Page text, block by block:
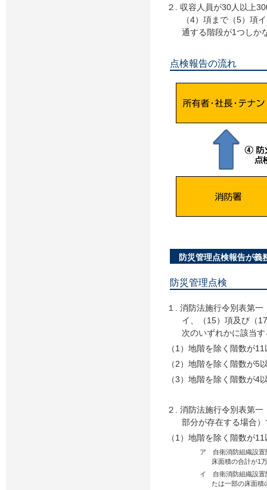
２. 収容人員が30人以上
（4）項まで（5）項
通する階段が1つしか
点検報告の流れ
防災管理点検報告が義
防災管理点検
１. 消防法施行令別表第
イ、（15）項及び（
次のいずれかに該当
（1）地階を除く階数が
（2）地階を除く階数が5
（3）地階を除く階数が4
２. 消防法施行令別表第
部分が存在する場合
（1）地階を除く階数が
ア 自衛消防組織設置
床面積の合計が1
イ 自衛消防組織設置
たは一部の床面積